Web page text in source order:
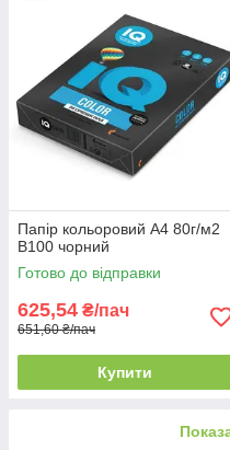
Папір кольоровий А4 80г/м2
B100 чорний
Готово до відправки
625,54 ₴/пач
651,60 ₴/пач
Купити